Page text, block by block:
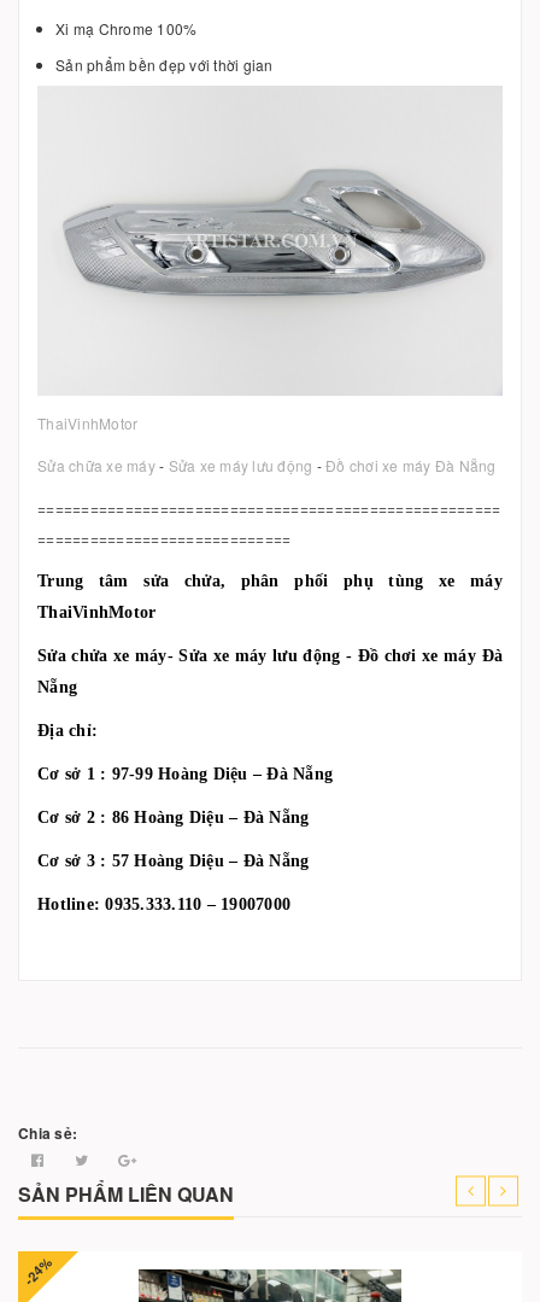
Xi mạ Chrome 100%
Sản phẩm bền đẹp với thời gian
ThaiVinhMotor
Sửa chữa xe máy- Sửa xe máy lưu động -Đồ chơi xe máy Đà Nẵng
=====================================================
=============================
Trung tâm sửa chửa, phân phối phụ tùng xe máy
ThaiVinhMotor
Sửa chửa xe máy- Sửa xe máy lưu động - Đồ chơi xe máy Đà
Nẵng
Địa chỉ:
Cơ sở 1 : 97-99 Hoàng Diệu – Đà Nẵng
Cơ sở 2 : 86 Hoàng Diệu – Đà Nẵng
Cơ sở 3 : 57 Hoàng Diệu – Đà Nẵng
Hotline: 0935.333.110 – 19007000
Chia sẻ:
SẢN PHẨM LIÊN QUAN
-24%